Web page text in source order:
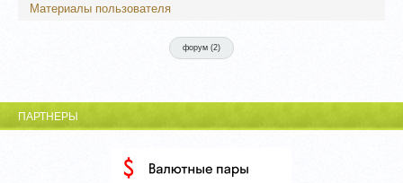
Материалы пользователя
форум (2)
ПАРТНЕРЫ